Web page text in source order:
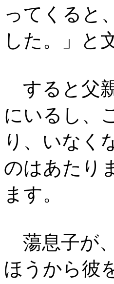
ってくると
した。」と
すると父
にいるし、
り、いなく
のはあたり
ます。
蕩息子が
ほうから彼